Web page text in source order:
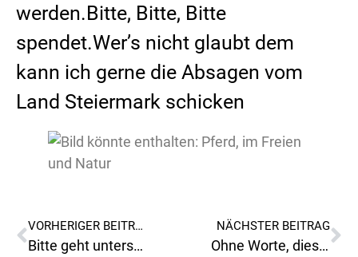
werden.Bitte, Bitte, Bitte
spendet.Wer’s nicht glaubt dem
kann ich gerne die Absagen vom
Land Steiermark schicken
VORHERIGER BEITRAG
Bitte geht unterschreiben!
NÄCHSTER BEITRAG
Ohne Worte, diese Pose erklärt alles!